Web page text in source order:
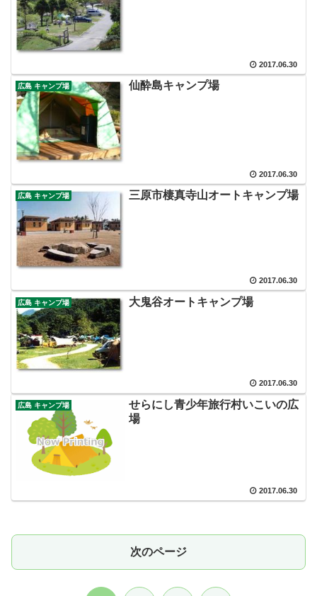
2017.06.30
広島 キャンプ場 仙酔島キャンプ場
2017.06.30
広島 キャンプ場 三原市棲真寺山オートキャンプ場
2017.06.30
広島 キャンプ場 大鬼谷オートキャンプ場
2017.06.30
広島 キャンプ場
せらにし青少年旅行村いこいの広
場
2017.06.30
次のページ